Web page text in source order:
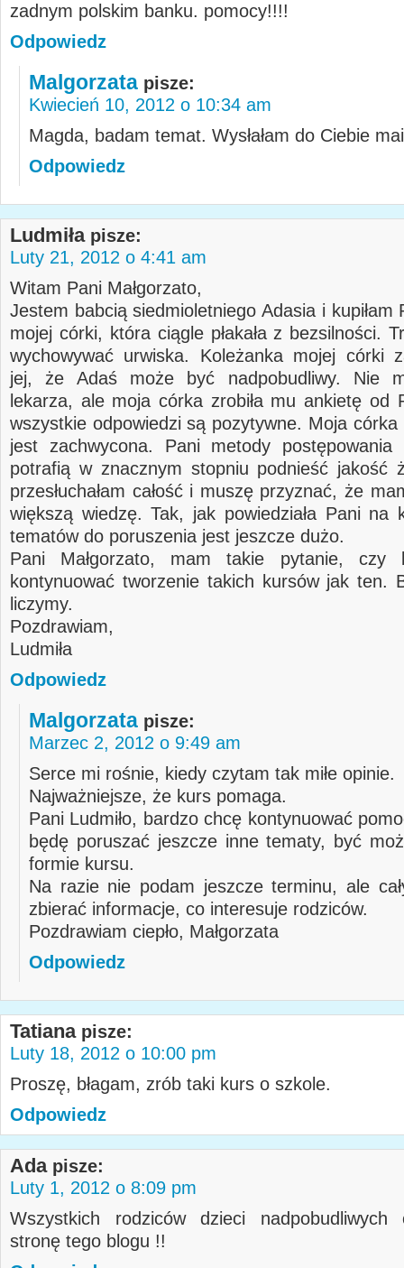
zadnym polskim banku. pomocy!!!!
Odpowiedz
Malgorzata pisze:
Kwiecień 10, 2012 o 10:34 am
Magda, badam temat. Wysłałam do Ciebie
Odpowiedz
Ludmiła pisze:
Luty 21, 2012 o 4:41 am
Witam Pani Małgorzato,
Jestem babcią siedmioletniego Adasia i kupiłam
mojej córki, która ciągle płakała z bezsilności.
wychowywać urwiska. Koleżanka mojej córki
jej, że Adaś może być nadpobudliwy. Nie
lekarza, ale moja córka zrobiła mu ankietę od
wszystkie odpowiedzi są pozytywne. Moja córka
jest zachwycona. Pani metody postępowania
potrafią w znacznym stopniu podnieść jakość
przesłuchałam całość i muszę przyznać, że
większą wiedzę. Tak, jak powiedziała Pani na
tematów do poruszenia jest jeszcze dużo.
Pani Małgorzato, mam takie pytanie, czy
kontynuować tworzenie takich kursów jak ten.
liczymy.
Pozdrawiam,
Ludmiła
Odpowiedz
Malgorzata pisze:
Marzec 2, 2012 o 9:49 am
Serce mi rośnie, kiedy czytam tak miłe opinie.
Najważniejsze, że kurs pomaga.
Pani Ludmiło, bardzo chcę kontynuować
będę poruszać jeszcze inne tematy, być
formie kursu.
Na razie nie podam jeszcze terminu, ale
zbierać informacje, co interesuje rodziców.
Pozdrawiam ciepło, Małgorzata
Odpowiedz
Tatiana pisze:
Luty 18, 2012 o 10:00 pm
Proszę, błagam, zrób taki kurs o szkole.
Odpowiedz
Ada pisze:
Luty 1, 2012 o 8:09 pm
Wszystkich rodziców dzieci nadpobudliwych
stronę tego blogu !!